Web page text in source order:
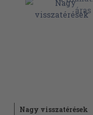
Nagy visszatérések